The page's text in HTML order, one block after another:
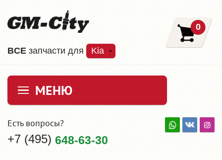
ВCE запчасти для Kia
0
МЕНЮ
Есть вопросы?
+7 (495) 648-63-30